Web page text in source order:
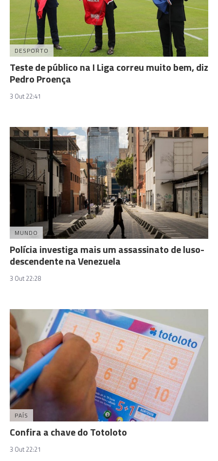
DESPORTO
Teste de público na I Liga correu muito bem, diz
Pedro Proença
3 Out 22:41
MUNDO
Polícia investiga mais um assassinato de luso-
descendente na Venezuela
3 Out 22:28
PAÍS
Confira a chave do Totoloto
3 Out 22:21